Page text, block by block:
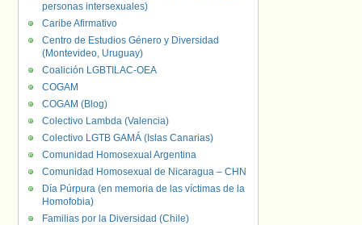
personas intersexuales)
Caribe Afirmativo
Centro de Estudios Género y Diversidad
(Montevideo, Uruguay)
Coalición LGBTILAC-OEA
COGAM
COGAM (Blog)
Colectivo Lambda (Valencia)
Colectivo LGTB GAMÁ (Islas Canarias)
Comunidad Homosexual Argentina
Comunidad Homosexual de Nicaragua – CHN
Día Púrpura (en memoria de las víctimas de la
Homofobia)
Familias por la Diversidad (Chile)